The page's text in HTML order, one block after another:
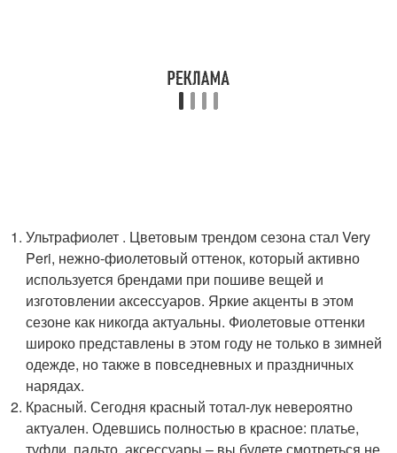
Ультрафиолет . Цветовым трендом сезона стал Very
Peri, нежно-фиолетовый оттенок, который активно
используется брендами при пошиве вещей и
изготовлении аксессуаров. Яркие акценты в этом
сезоне как никогда актуальны. Фиолетовые оттенки
широко представлены в этом году не только в зимней
одежде, но также в повседневных и праздничных
нарядах.
Красный. Сегодня красный тотал-лук невероятно
актуален. Одевшись полностью в красное: платье,